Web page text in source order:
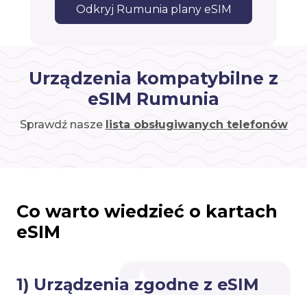
Odkryj Rumunia plany eSIM
Urządzenia kompatybilne z
eSIM Rumunia
Sprawdź nasze lista obsługiwanych telefonów
Co warto wiedzieć o kartach
eSIM
1) Urządzenia zgodne z eSIM